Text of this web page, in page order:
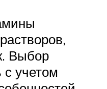
Выбор
учетом